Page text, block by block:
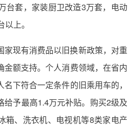
台套，家装厨卫改造3万套，电动
上。
家现有消费品以旧换新政策，对重
金额支持。个人消费领域，在省内
下符合一定条件的旧乘用车的，
给予最高1.4万元补贴。购买2级及
箱、洗衣机、电视机等8类家电产